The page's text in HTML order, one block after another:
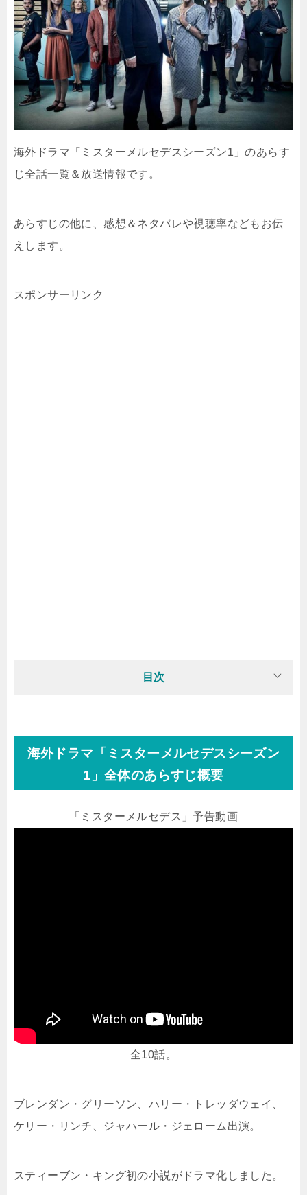
海外ドラマ「ミスターメルセデスシーズン1」のあらす
じ全話一覧＆放送情報です。
あらすじの他に、感想＆ネタバレや視聴率などもお伝
えします。
スポンサーリンク
目次
海外ドラマ「ミスターメルセデスシーズン
1」全体のあらすじ概要
「ミスターメルセデス」予告動画
全10話。
ブレンダン・グリーソン、ハリー・トレッダウェイ、
ケリー・リンチ、ジャハール・ジェローム出演。
スティーブン・キング初の小説がドラマ化しました。